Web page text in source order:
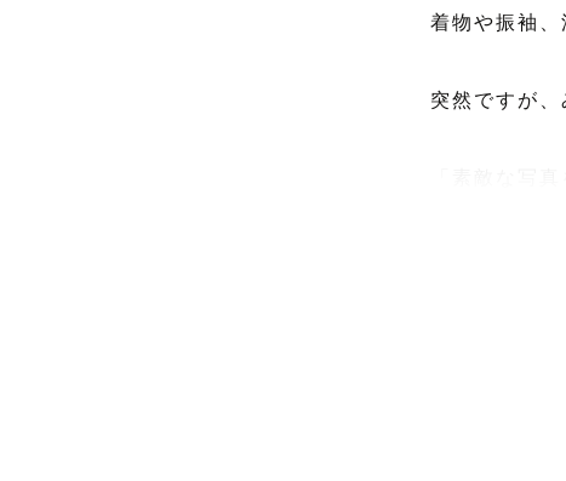
着物や振袖、
突然ですが
ですが、私
なるよう心
撮影前には
ながら、一